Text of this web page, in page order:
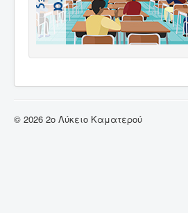
© 2026 2ο Λύκειο Καματερού